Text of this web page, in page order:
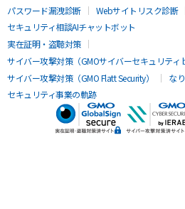
パスワード漏洩診断
Webサイトリスク診断
セキュリティ相談AIチャットボット
実在証明・盗聴対策
サイバー攻撃対策（GMOサイバーセキュリティ
サイバー攻撃対策（GMO Flatt Security）
な
セキュリティ事業の軌跡